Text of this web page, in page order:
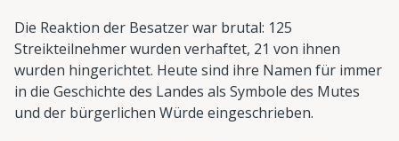
Die Reaktion der Besatzer war brutal: 125
Streikteilnehmer wurden verhaftet, 21 von ihnen
wurden hingerichtet. Heute sind ihre Namen für immer
in die Geschichte des Landes als Symbole des Mutes
und der bürgerlichen Würde eingeschrieben.